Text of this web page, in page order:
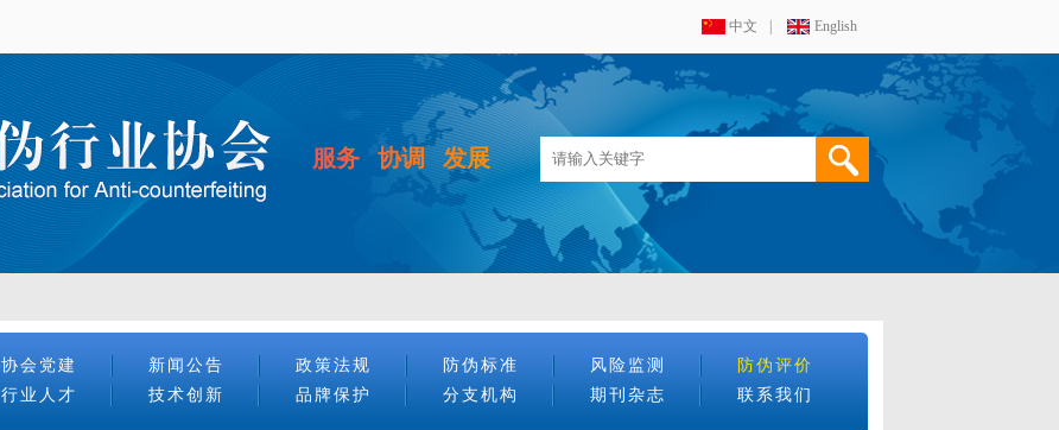
中文 English
服务 协调 发展
协会党建 新闻公告 政策法规 防伪标准 风险监测
防伪评价
行业人才 技术创新 品牌保护 分支机构 期刊杂志 联系我们